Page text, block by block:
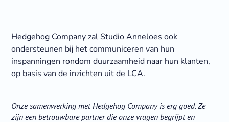
Hedgehog Company zal Studio Anneloes ook
ondersteunen bij het communiceren van hun
inspanningen rondom duurzaamheid naar hun klanten,
op basis van de inzichten uit de LCA.
Onze samenwerking met Hedgehog Company is erg goed. Ze
zijn een betrouwbare partner die onze vragen begrijpt en